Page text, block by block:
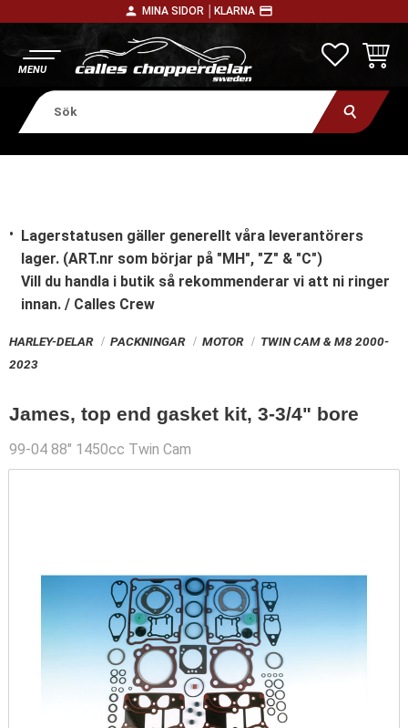
person MINA SIDOR │ KLARNA payment
Lagerstatusen gäller generellt våra leverantörers
lager. (ART.nr som börjar på "MH", "Z" & "C")
Vill du handla i butik så rekommenderar vi att ni ringer
innan. / Calles Crew
HARLEY-DELAR PACKNINGAR MOTOR
TWIN CAM & M8 2000-
2023
James, top end gasket kit, 3-3/4" bore
99-04 88" 1450cc Twin Cam